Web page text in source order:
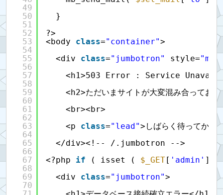
49
50
51
52
53
54
55
56
57
58
59
60
61
62
63
64
65
66
67
68
69
70
}
?>
<body class="container">
<div class="jumbotron" style=
<h1>503 Error : Service
<h2>ただいまサイトが大変混み合ってお
<br><br>
<p class="lead">しばらく待ってから
</div><!-- /.jumbotron -->
<?php if ( isset ( $_GET[ 'admin' ] )
<div class="jumbotron">